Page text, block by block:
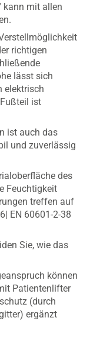
kann mit allen
richtigen
lässt sich
elektrisch
ist
ist auch das
und zuverlässig
des
Feuchtigkeit
treffen auf
EN 60601-2-38
Sie, wie das
können
Patientenlifter
(durch
ergänzt